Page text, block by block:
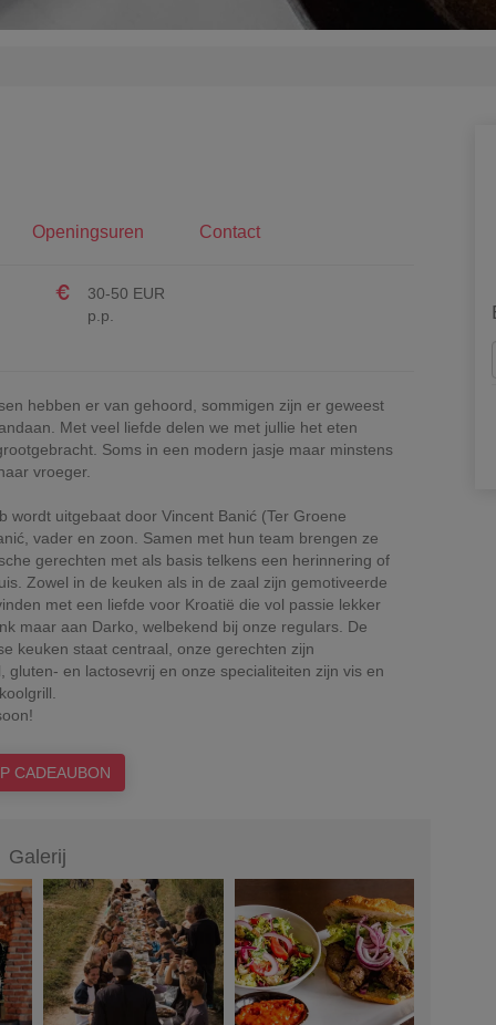
Openingsuren Contact
30-50 EUR
p.p.
hebben er van gehoord, sommigen zijn er geweest
Met veel liefde delen we met jullie het eten
Soms in een modern jasje maar minstens
vroeger.
wordt uitgebaat door Vincent Banić (Ter Groene
vader en zoon. Samen met hun team brengen ze
gerechten met als basis telkens een herinnering of
Zowel in de keuken als in de zaal zijn gemotiveerde
met een liefde voor Kroatië die vol passie lekker
maar aan Darko, welbekend bij onze regulars. De
keuken staat centraal, onze gerechten zijn
gluten- en lactosevrij en onze specialiteiten zijn vis en
CADEAUBON
Galerij